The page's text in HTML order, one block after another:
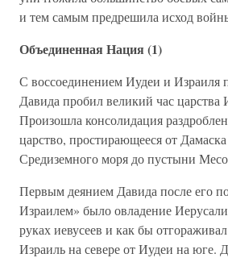
и тем самым предрешила исход
Объединенная Нация (1)
С воссоединением Иудеи и Израиля
Давида пробил великий час царства
Произошла консолидация
царство, простирающееся от
Средиземного моря до пустыни
Первым деянием Давида после его
Израилем» было овладение
руках иевусеев и как бы
Израиль на севере от Иудеи на юге.